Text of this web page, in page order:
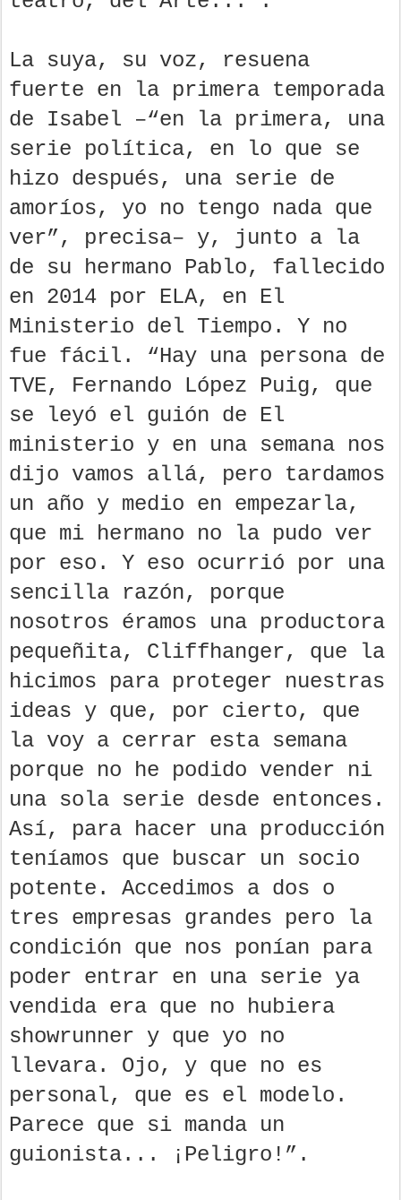
La suya, su voz, resuena
fuerte en la primera temporada
de Isabel –“en la primera, una
serie política, en lo que se
hizo después, una serie de
amoríos, yo no tengo nada que
ver”, precisa– y, junto a la
de su hermano Pablo, fallecido
en 2014 por ELA, en El
Ministerio del Tiempo. Y no
fue fácil. “Hay una persona de
TVE, Fernando López Puig, que
se leyó el guión de El
ministerio y en una semana nos
dijo vamos allá, pero tardamos
un año y medio en empezarla,
que mi hermano no la pudo ver
por eso. Y eso ocurrió por una
sencilla razón, porque
nosotros éramos una productora
pequeñita, Cliffhanger, que la
hicimos para proteger nuestras
ideas y que, por cierto, que
la voy a cerrar esta semana
porque no he podido vender ni
una sola serie desde entonces.
Así, para hacer una producción
teníamos que buscar un socio
potente. Accedimos a dos o
tres empresas grandes pero la
condición que nos ponían para
poder entrar en una serie ya
vendida era que no hubiera
showrunner y que yo no
llevara. Ojo, y que no es
personal, que es el modelo.
Parece que si manda un
guionista... ¡Peligro!”.